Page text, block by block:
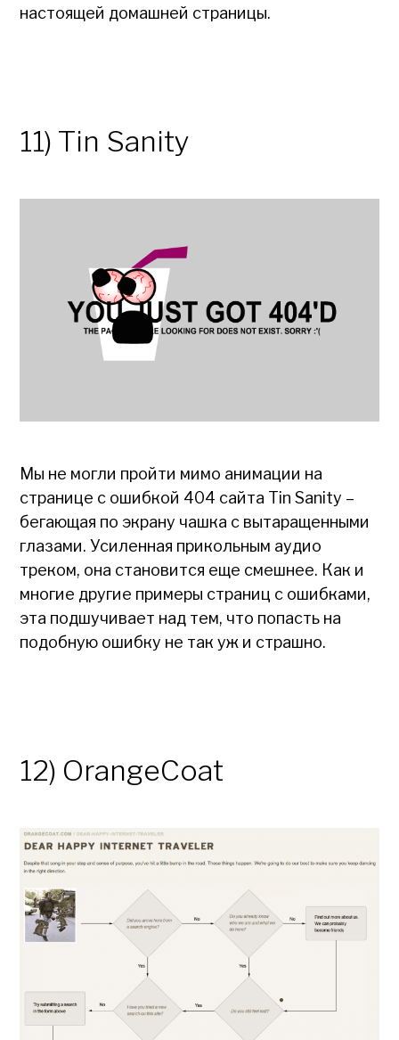
настоящей домашней страницы.
11) Tin Sanity
Мы не могли пройти мимо анимации на
странице с ошибкой 404 сайта Tin Sanity –
бегающая по экрану чашка с вытаращенными
глазами. Усиленная прикольным аудио
треком, она становится еще смешнее. Как и
многие другие примеры страниц с ошибками,
эта подшучивает над тем, что попасть на
подобную ошибку не так уж и страшно.
12) OrangeCoat